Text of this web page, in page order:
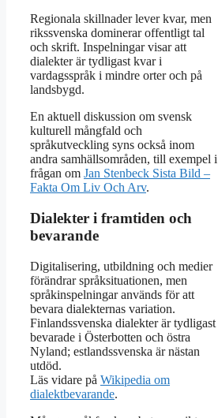
Regionala skillnader lever kvar, men
rikssvenska dominerar offentligt tal
och skrift. Inspelningar visar att
dialekter är tydligast kvar i
vardagsspråk i mindre orter och på
landsbygd.
En aktuell diskussion om svensk
kulturell mångfald och
språkutveckling syns också inom
andra samhällsområden, till exempel i
frågan om Jan Stenbeck Sista Bild –
Fakta Om Liv Och Arv.
Dialekter i framtiden och
bevarande
Digitalisering, utbildning och medier
förändrar språksituationen, men
språkinspelningar används för att
bevara dialekternas variation.
Finlandssvenska dialekter är tydligast
bevarade i Österbotten och östra
Nyland; estlandssvenska är nästan
utdöd.
Läs vidare på Wikipedia om
dialektbevarande.